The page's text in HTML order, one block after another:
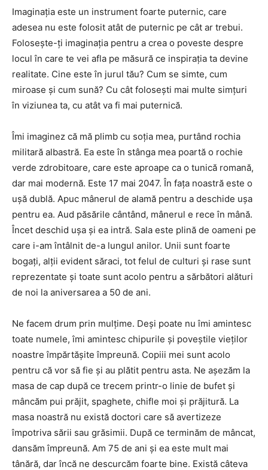
Imaginația este un instrument foarte puternic, care
adesea nu este folosit atât de puternic pe cât ar trebui.
Folosește-ți imaginația pentru a crea o poveste despre
locul în care te vei afla pe măsură ce inspirația ta devine
realitate. Cine este în jurul tău? Cum se simte, cum
miroase și cum sună? Cu cât folosești mai multe simțuri
în viziunea ta, cu atât va fi mai puternică.
Îmi imaginez că mă plimb cu soția mea, purtând rochia
militară albastră. Ea este în stânga mea poartă o rochie
verde zdrobitoare, care este aproape ca o tunică romană,
dar mai modernă. Este 17 mai 2047. În fața noastră este o
ușă dublă. Apuc mânerul de alamă pentru a deschide ușa
pentru ea. Aud păsările cântând, mânerul e rece în mână.
Încet deschid ușa și ea intră. Sala este plină de oameni pe
care i-am întâlnit de-a lungul anilor. Unii sunt foarte
bogați, alții evident săraci, tot felul de culturi și rase sunt
reprezentate și toate sunt acolo pentru a sărbători alături
de noi la aniversarea a 50 de ani.
Ne facem drum prin mulțime. Deși poate nu îmi amintesc
toate numele, îmi amintesc chipurile și poveștile vieților
noastre împărtășite împreună. Copiii mei sunt acolo
pentru că vor să fie și au plătit pentru asta. Ne așezăm la
masa de cap după ce trecem printr-o linie de bufet și
mâncăm pui prăjit, spaghete, chifle moi și prăjitură. La
masa noastră nu există doctori care să avertizeze
împotriva sării sau grăsimii. După ce terminăm de mâncat,
dansăm împreună. Am 75 de ani și ea este mult mai
tânără, dar încă ne descurcăm foarte bine. Există câteva